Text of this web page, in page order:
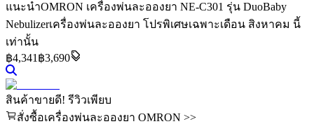
แนะนำOMRON เครื่องพ่นละอองยา NE-C301 รุ่น DuoBaby
Nebulizerเครื่องพ่นละอองยา โปรพิเศษเฉพาะเดือน สิงหาคม นี้
เท่านั้น
฿4,341 ฿3,690
สินค้าขายดี! รีวิวเพียบ
สั่งซื้อเครื่องพ่นละอองยา OMRON >>